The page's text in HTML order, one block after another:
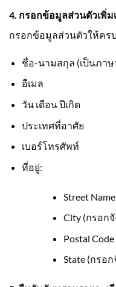
4. กรอกข้อมูลส่วนตัวเพิ่ม
กรอกข้อมูลส่วนตัวให้คร
ชื่อ-นามสกุล (เป็นภา
อีเมล
วัน เดือน ปีเกิด
ประเทศที่อาศัย
เบอร์โทรศัพท์
ที่อยู่:
Street
City (กรอก
Postal
State (กรอ